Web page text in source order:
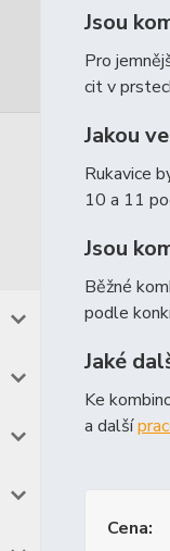
Jsou
Pro
cit v
Jakou
Rukavice
10 a 11
Jsou
Běžné
podle
Jaké
Ke
a další
Cena: